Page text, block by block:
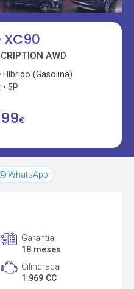
XC90
AWD
Híbrido (Gasolina)
5P
€
WhatsApp
Garantia
18 meses
Cilindrada
1.969 CC